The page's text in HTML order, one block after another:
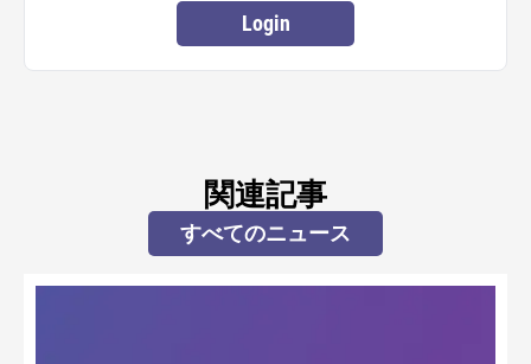
Login
関連記事
すべてのニュース